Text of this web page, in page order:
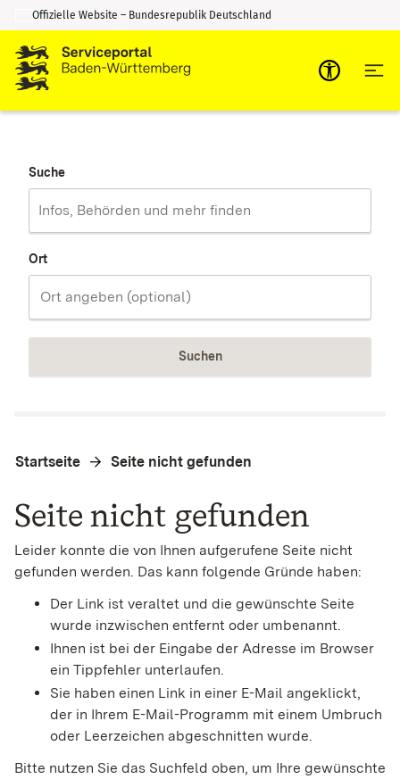
Zum Inhalt springen
Zur Suche springen
Offizielle Website – Bundesrepublik Deutschland
Suche
Ort
Suchen
Startseite Seite nicht gefunden
Seite nicht gefunden
Leider konnte die von Ihnen aufgerufene Seite nicht
gefunden werden. Das kann folgende Gründe haben:
Der Link ist veraltet und die gewünschte Seite
wurde inzwischen entfernt oder umbenannt.
Ihnen ist bei der Eingabe der Adresse im Browser
ein Tippfehler unterlaufen.
Sie haben einen Link in einer E-Mail angeklickt,
der in Ihrem E-Mail-Programm mit einem Umbruch
oder Leerzeichen abgeschnitten wurde.
Bitte nutzen Sie das Suchfeld oben, um Ihre gewünschte